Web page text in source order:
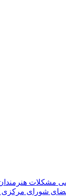
مشکلات
شورای مرکزی